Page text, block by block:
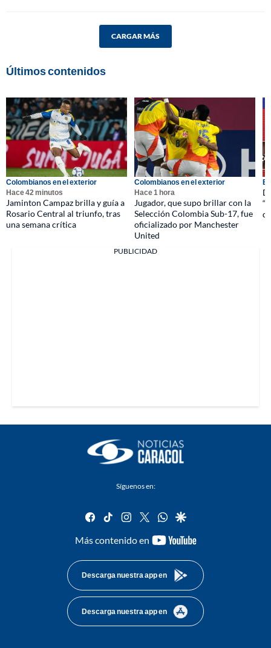
CARGAR MÁS
Últimos contenidos
Colombianos en el exterior
Hace 42 minutos
Jaminton Campaz brilla y guía a
Rosario Central al triunfo, tras
una semana crítica
Colombianos en el exterior
Hace 1 hora
Jugador, que supo brillar con la
Selección Colombia Sub-17, fue
oficializado por Manchester
United
PUBLICIDAD
Síguenos en:
facebook
tiktok instagram
twitterwhatsapp
google
Más contenido en
youtube-
Descarga nuestra app en
Descarga nuestra app en